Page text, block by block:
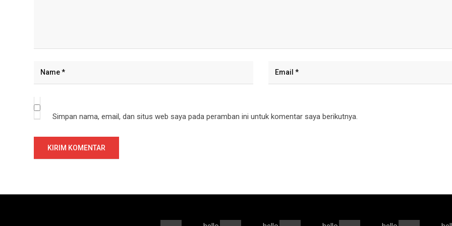
Simpan nama, email, dan situs web saya pada peramban ini untuk komentar saya berikutnya.